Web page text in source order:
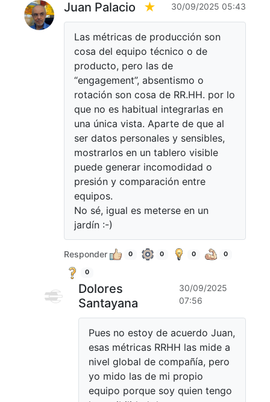
Juan Palacio ★ 30/09/2025 05:43
Las métricas de producción son
cosa del equipo técnico o de
producto, pero las de
“engagement”, absentismo o
rotación son cosa de RR.HH. por lo
que no es habitual integrarlas en
una única vista. Aparte de que al
ser datos personales y sensibles,
mostrarlos en un tablero visible
puede generar incomodidad o
presión y comparación entre
equipos.
No sé, igual es meterse en un
jardín :-)
Responder 0 0 0 0
0
Dolores
Santayana
30/09/2025
07:56
Pues no estoy de acuerdo Juan,
esas métricas RRHH las mide a
nivel global de compañía, pero
yo mido las de mi propio
equipo porque soy quien tengo